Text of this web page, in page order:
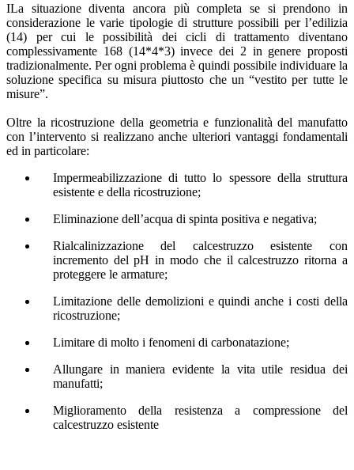
ILa situazione diventa ancora più completa se si prendono in
considerazione le varie tipologie di strutture possibili per l’edilizia
(14) per cui le possibilità dei cicli di trattamento diventano
complessivamente 168 (14*4*3) invece dei 2 in genere proposti
tradizionalmente. Per ogni problema è quindi possibile individuare la
soluzione specifica su misura piuttosto che un “vestito per tutte le
misure”.
Oltre la ricostruzione della geometria e funzionalità del manufatto
con l’intervento si realizzano anche ulteriori vantaggi fondamentali
ed in particolare:
Impermeabilizzazione di tutto lo spessore della struttura
esistente e della ricostruzione;
Eliminazione dell’acqua di spinta positiva e negativa;
Rialcalinizzazione del calcestruzzo esistente con
incremento del pH in modo che il calcestruzzo ritorna a
proteggere le armature;
Limitazione delle demolizioni e quindi anche i costi della
ricostruzione;
Limitare di molto i fenomeni di carbonatazione;
Allungare in maniera evidente la vita utile residua dei
manufatti;
Miglioramento della resistenza a compressione del
calcestruzzo esistente